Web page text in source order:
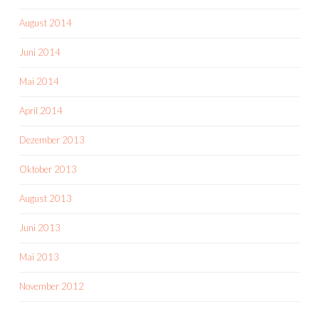
August 2014
Juni 2014
Mai 2014
April 2014
Dezember 2013
Oktober 2013
August 2013
Juni 2013
Mai 2013
November 2012